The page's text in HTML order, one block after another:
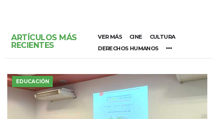
ARTÍCULOS MÁS
RECIENTES
VER MÁS CINE
CULTURA
DERECHOS HUMANOS
EDUCACIÓN